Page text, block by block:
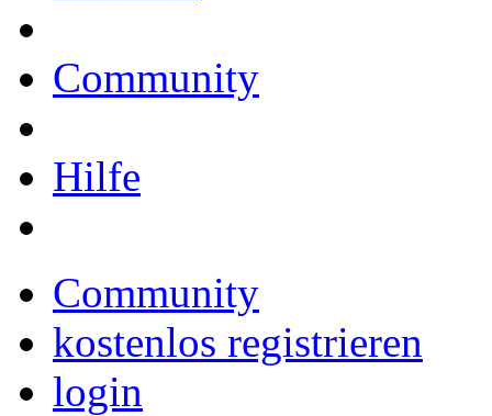
Community
Hilfe
Community
kostenlos registrieren
login